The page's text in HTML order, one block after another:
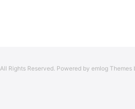
All Rights Reserved. Powered by emlog Themes